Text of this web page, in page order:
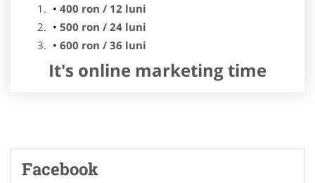
400 ron / 12 luni
500 ron / 24 luni
600 ron / 36 luni
It's online marketing time
Facebook